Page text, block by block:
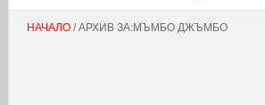
НАЧАЛО/ АРХИВ ЗА:МЪМБО ДЖЪМБО